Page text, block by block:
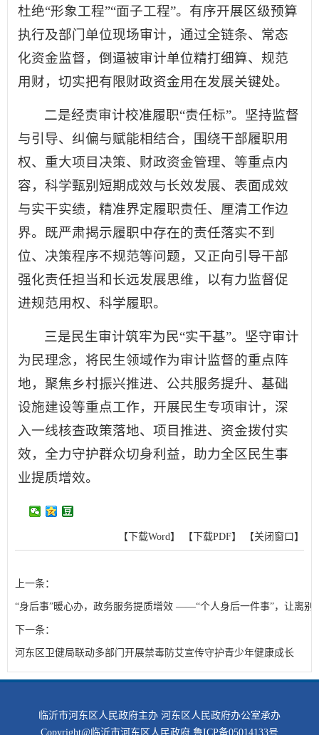
杜绝“形象工程”“面子工程”。有序开展区级预算
执行及部门单位现场审计，通过全链条、常态
化资金监督，倒逼被审计单位精打细算、规范
用财，切实把有限财政资金用在发展关键处。
二是经责审计校准履职“责任标”。坚持监督
与引导、纠偏与赋能相结合，围绕干部履职用
权、重大项目决策、财政资金管理、等重点内
容，科学甄别短期成效与长效发展、表面成效
与实干实绩，精准界定履职责任、厘清工作边
界。既严肃揭示履职中存在的责任落实不到
位、决策程序不规范等问题，又正向引导干部
强化责任担当和长远发展思维，以有力监督促
进规范用权、科学履职。
三是民生审计筑牢为民“实干基”。坚守审计
为民理念，将民生领域作为审计监督的重点阵
地，聚焦乡村振兴推进、公共服务提升、基础
设施建设等重点工作，开展民生专项审计，深
入一线核查政策落地、项目推进、资金拨付实
效，全力守护群众切身利益，助力全区民生事
业提质增效。
【下载Word】 【下载PDF】 【关闭窗口】
上一条：
“身后事”暖心办，政务服务提质增效 ——“个人身后一件事”，让离别
下一条：
河东区卫健局联动多部门开展禁毒防艾宣传守护青少年健康成长
临沂市河东区人民政府主办 河东区人民政府办公室承办
Copyright@临沂市河东区人民政府 鲁ICP备05014133号